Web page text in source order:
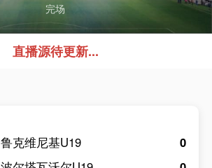
完场
直播源待更新...
鲁克维尼基U19
0